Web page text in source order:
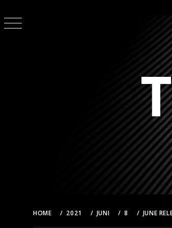
to
content
HOME 2021 JUNI 8 JUNE